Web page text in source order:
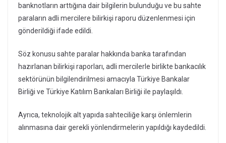
banknotların arttığına dair bilgilerin bulunduğu ve bu sahte
paraların adli mercilere bilirkişi raporu düzenlenmesi için
gönderildiği ifade edildi.
Söz konusu sahte paralar hakkında banka tarafından
hazırlanan bilirkişi raporları, adli mercilerle birlikte bankacılık
sektörünün bilgilendirilmesi amacıyla Türkiye Bankalar
Birliği ve Türkiye Katılım Bankaları Birliği ile paylaşıldı.
Ayrıca, teknolojik alt yapıda sahteciliğe karşı önlemlerin
alınmasına dair gerekli yönlendirmelerin yapıldığı kaydedildi.